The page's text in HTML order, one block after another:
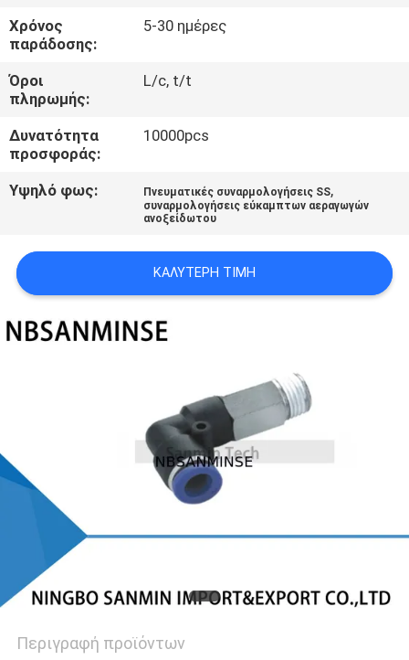
ΕΙΔΉΣΕΙΣ
ΖΗΤΉΣΤΕ
ΈΝΑ
ΑΠΌΣΠΑΣΜΑ
SITEMAP
ΠΟΛΙΤΙΚΉ
ΑΠΟΡΡΉΤΟΥ
Χρόνος
παράδοσης:
5-30 ημέρες
Όροι
πληρωμής:
L/c, t/t
Δυνατότητα
προσφοράς:
10000pcs
Υψηλό φως: Πνευματικές συναρμολογήσεις SS,
συναρμολογήσεις εύκαμπτων αεραγωγών
ανοξείδωτου
ΚΑΛΎΤΕΡΗ ΤΙΜΉ
Περιγραφή προϊόντων